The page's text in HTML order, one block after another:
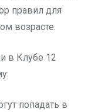
правил для
возрасте.
в Клубе 12
попадать в